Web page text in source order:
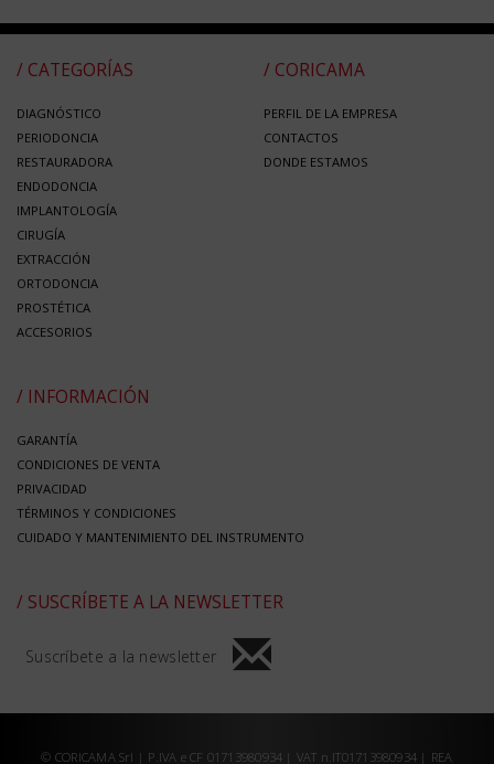
/ CATEGORÍAS
DIAGNÓSTICO
PERIODONCIA
RESTAURADORA
ENDODONCIA
IMPLANTOLOGÍA
CIRUGÍA
EXTRACCIÓN
ORTODONCIA
PROSTÉTICA
ACCESORIOS
/ CORICAMA
PERFIL DE LA EMPRESA
CONTACTOS
DONDE ESTAMOS
/ INFORMACIÓN
GARANTÍA
CONDICIONES DE VENTA
PRIVACIDAD
TÉRMINOS Y CONDICIONES
CUIDADO Y MANTENIMIENTO DEL INSTRUMENTO
/ SUSCRÍBETE A LA NEWSLETTER
Suscríbete a la newsletter
© CORICAMA Srl | P.IVA e CF 01713980934 | VAT n.IT01713980934 | REA